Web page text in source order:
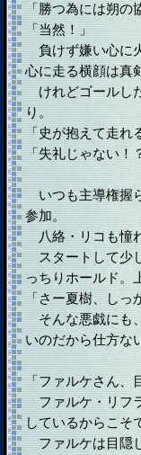
「勝つ為には朔の
「当然！」
負けず嫌い心に
心に走る横顔は真
けれどゴールした
り。
「史が抱えて走れ
「失礼じゃない！
いつも主導権握ら
参加。
八絡・リコも憧
スタートして少
っちりホールド。
「さー夏樹、し
そんな悪戯にも
いのだから仕方な
「ファルケさん
ファルケ・リフ
しているからこそ
ファルケは目隠